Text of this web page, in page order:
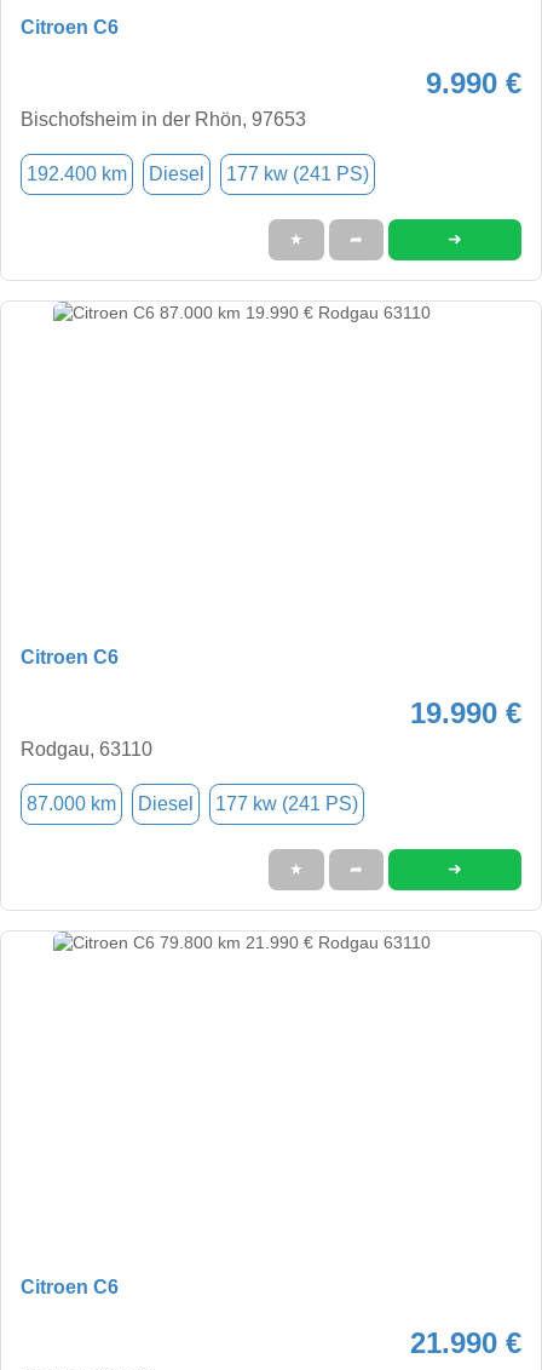
Citroen C6
9.990 €
Bischofsheim in der Rhön, 97653
192.400 km Diesel 177 kw (241 PS)
★ ➦ ➜
Citroen C6
19.990 €
Rodgau, 63110
87.000 km Diesel 177 kw (241 PS)
★ ➦ ➜
Citroen C6
21.990 €